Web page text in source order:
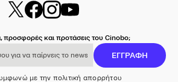
προσφορές και προτάσεις του Cinobo;
ΕΓΓΡΑΦΗ
με την πολιτική απορρήτου